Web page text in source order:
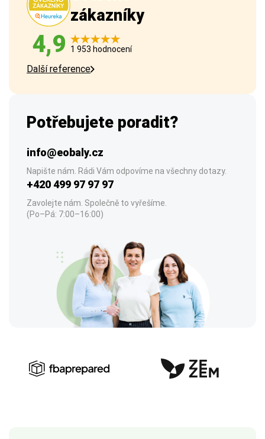
zákazníky
4,9 1 953 hodnocení
Další reference
Potřebujete poradit?
info@eobaly.cz
Napište nám. Rádi Vám odpovíme na všechny dotazy.
+420 499 97 97 97
Zavolejte nám. Společně to vyřešíme.
(Po–Pá: 7:00–16:00)